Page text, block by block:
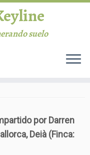
suelo
por Darren
Deià (Finca: